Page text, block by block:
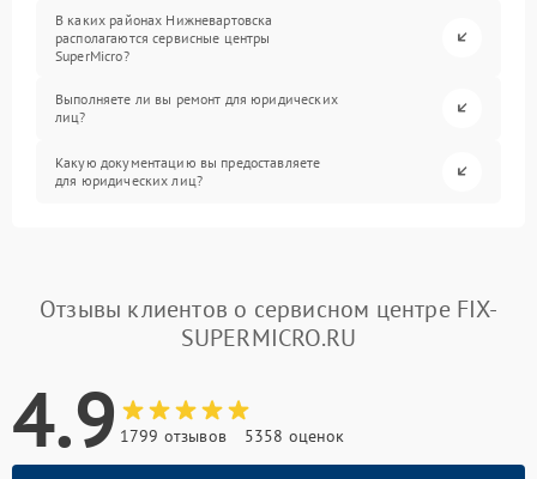
В каких районах Нижневартовска
располагаются сервисные центры
SuperMicro?
Выполняете ли вы ремонт для юридических
лиц?
Какую документацию вы предоставляете
для юридических лиц?
Отзывы клиентов о сервисном центре FIX-
SUPERMICRO.RU
4.9 1799 отзывов 5358 оценок